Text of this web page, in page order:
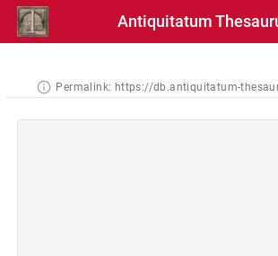
Antiquitatum
Permalink: https://db.antiquitatum-